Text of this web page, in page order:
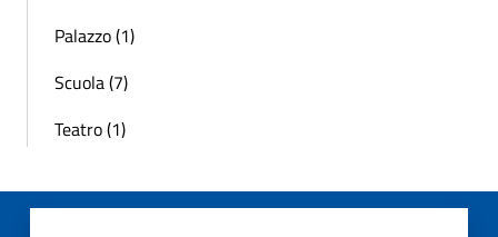
Palazzo (1)
Scuola (7)
Teatro (1)